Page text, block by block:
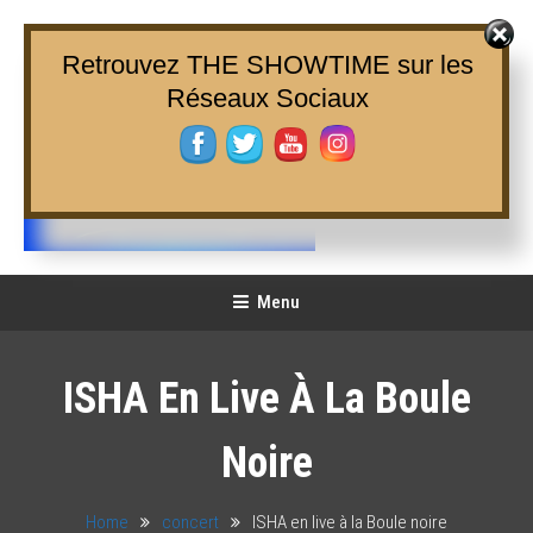
Menu
ISHA En Live À La Boule
Noire
Home concert ISHA en live à la Boule noire
Retrouvez THE SHOWTIME sur les
Réseaux Sociaux